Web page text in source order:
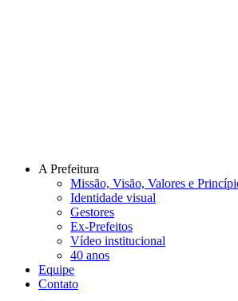
A Prefeitura
Missão, Visão, Valores e
Identidade visual
Gestores
Ex-Prefeitos
Vídeo institucional
40 anos
Equipe
Contato